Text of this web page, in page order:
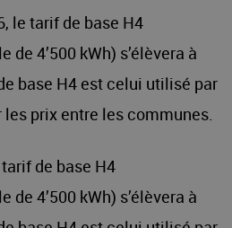
le tarif de base H4
4’500 kWh) s’élèvera à
base H4 est celui utilisé par
les prix entre les communes.
de base H4
4’500 kWh) s’élèvera à